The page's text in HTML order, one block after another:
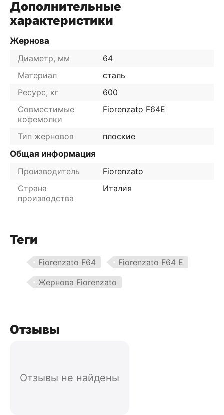
Дополнительные
характеристики
Жернова
Диаметр, мм
64
Материал
сталь
Ресурс, кг
600
Совместимые
кофемолки
Fiorenzato F64E
Тип жерновов
плоские
Общая информация
Производитель
Fiorenzato
Страна
производства
Италия
Теги
Fiorenzato F64
Fiorenzato F64 E
Жернова Fiorenzato
Отзывы
Отзывы не найдены